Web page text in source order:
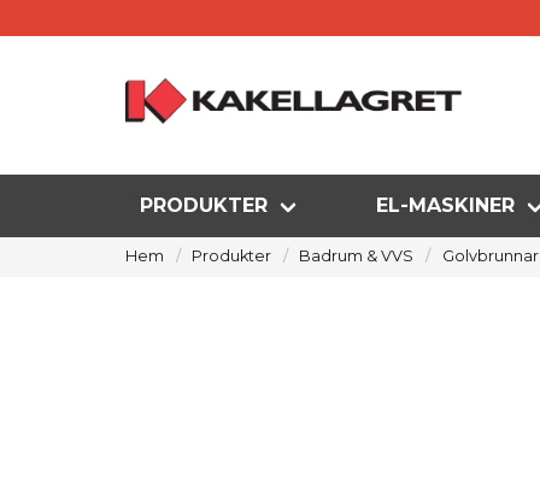
PRODUKTER EL-MASKINER
Hem Produkter Badrum & VVS Golvbrunnar